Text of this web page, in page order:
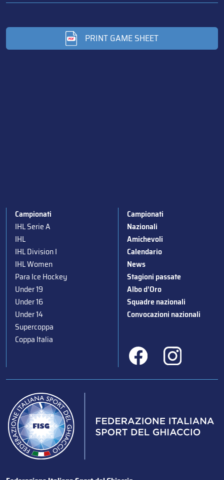
PRINT GAME SHEET
Campionati
IHL Serie A
IHL
IHL Division I
IHL Women
Para Ice Hockey
Under 19
Under 16
Under 14
Supercoppa
Coppa Italia
Campionati
Nazionali
Amichevoli
Calendario
News
Stagioni passate
Albo d’Oro
Squadre nazionali
Convocazioni nazionali